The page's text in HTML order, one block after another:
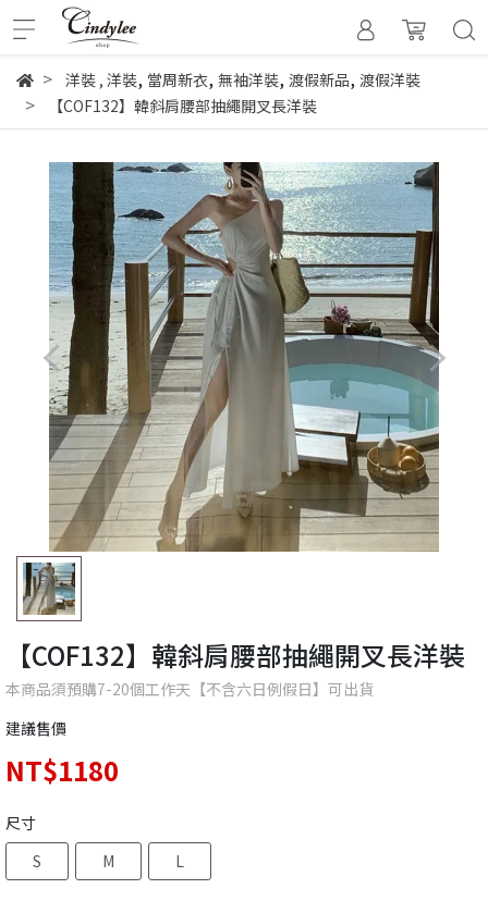
洋裝, 洋裝, 當周新衣, 無袖洋裝, 渡假新品, 渡假洋裝
【COF132】韓斜肩腰部抽繩開叉長洋裝
【COF132】韓斜肩腰部抽繩開叉長洋裝
本商品須預購7-20個工作天【不含六日例假日】可出貨
建議售價
NT$1180
尺寸
S
M L